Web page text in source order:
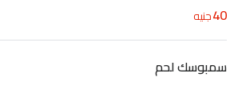
40جنيه
سمبوسك لحم